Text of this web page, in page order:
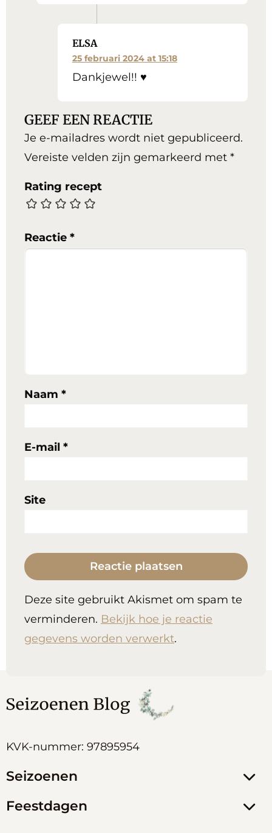
ELSA
25 februari 2024 at 15:18
Dankjewel!! ♥
GEEF EEN REACTIE
Je e-mailadres wordt niet gepubliceerd.
Vereiste velden zijn gemarkeerd met *
Rating recept
Reactie *
Naam *
E-mail *
Site
Deze site gebruikt Akismet om spam te
verminderen. Bekijk hoe je reactie
gegevens worden verwerkt.
KVK-nummer: 97895954
Seizoenen
Feestdagen